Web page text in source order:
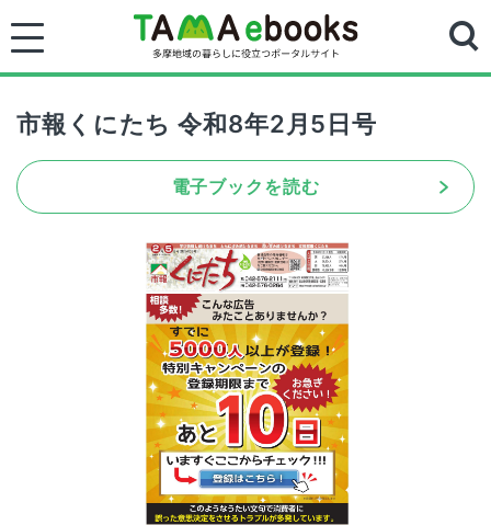
市報くにたち 令和8年2月5日号
電子ブックを読む